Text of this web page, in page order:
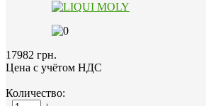
17982 грн.
Цена с учётом НДС
Количество: